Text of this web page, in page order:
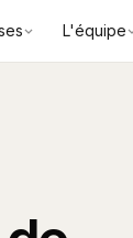
L'équipe